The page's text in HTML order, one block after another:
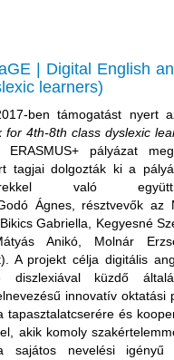
| Digital English
learners)
ben támogatást nyert
for 4th-8th class dyslexic
ERASMUS+ pályázat
tagjai dolgozták ki a
való
Ágnes, résztvevők az
BikicsGabriella, Kegyesné
Anikó, Molnár
A projekt célja digitális
diszlexiával küzdő
innovatív oktatási
tapasztalatcserére és
akik komoly
sajátos nevelési igényű